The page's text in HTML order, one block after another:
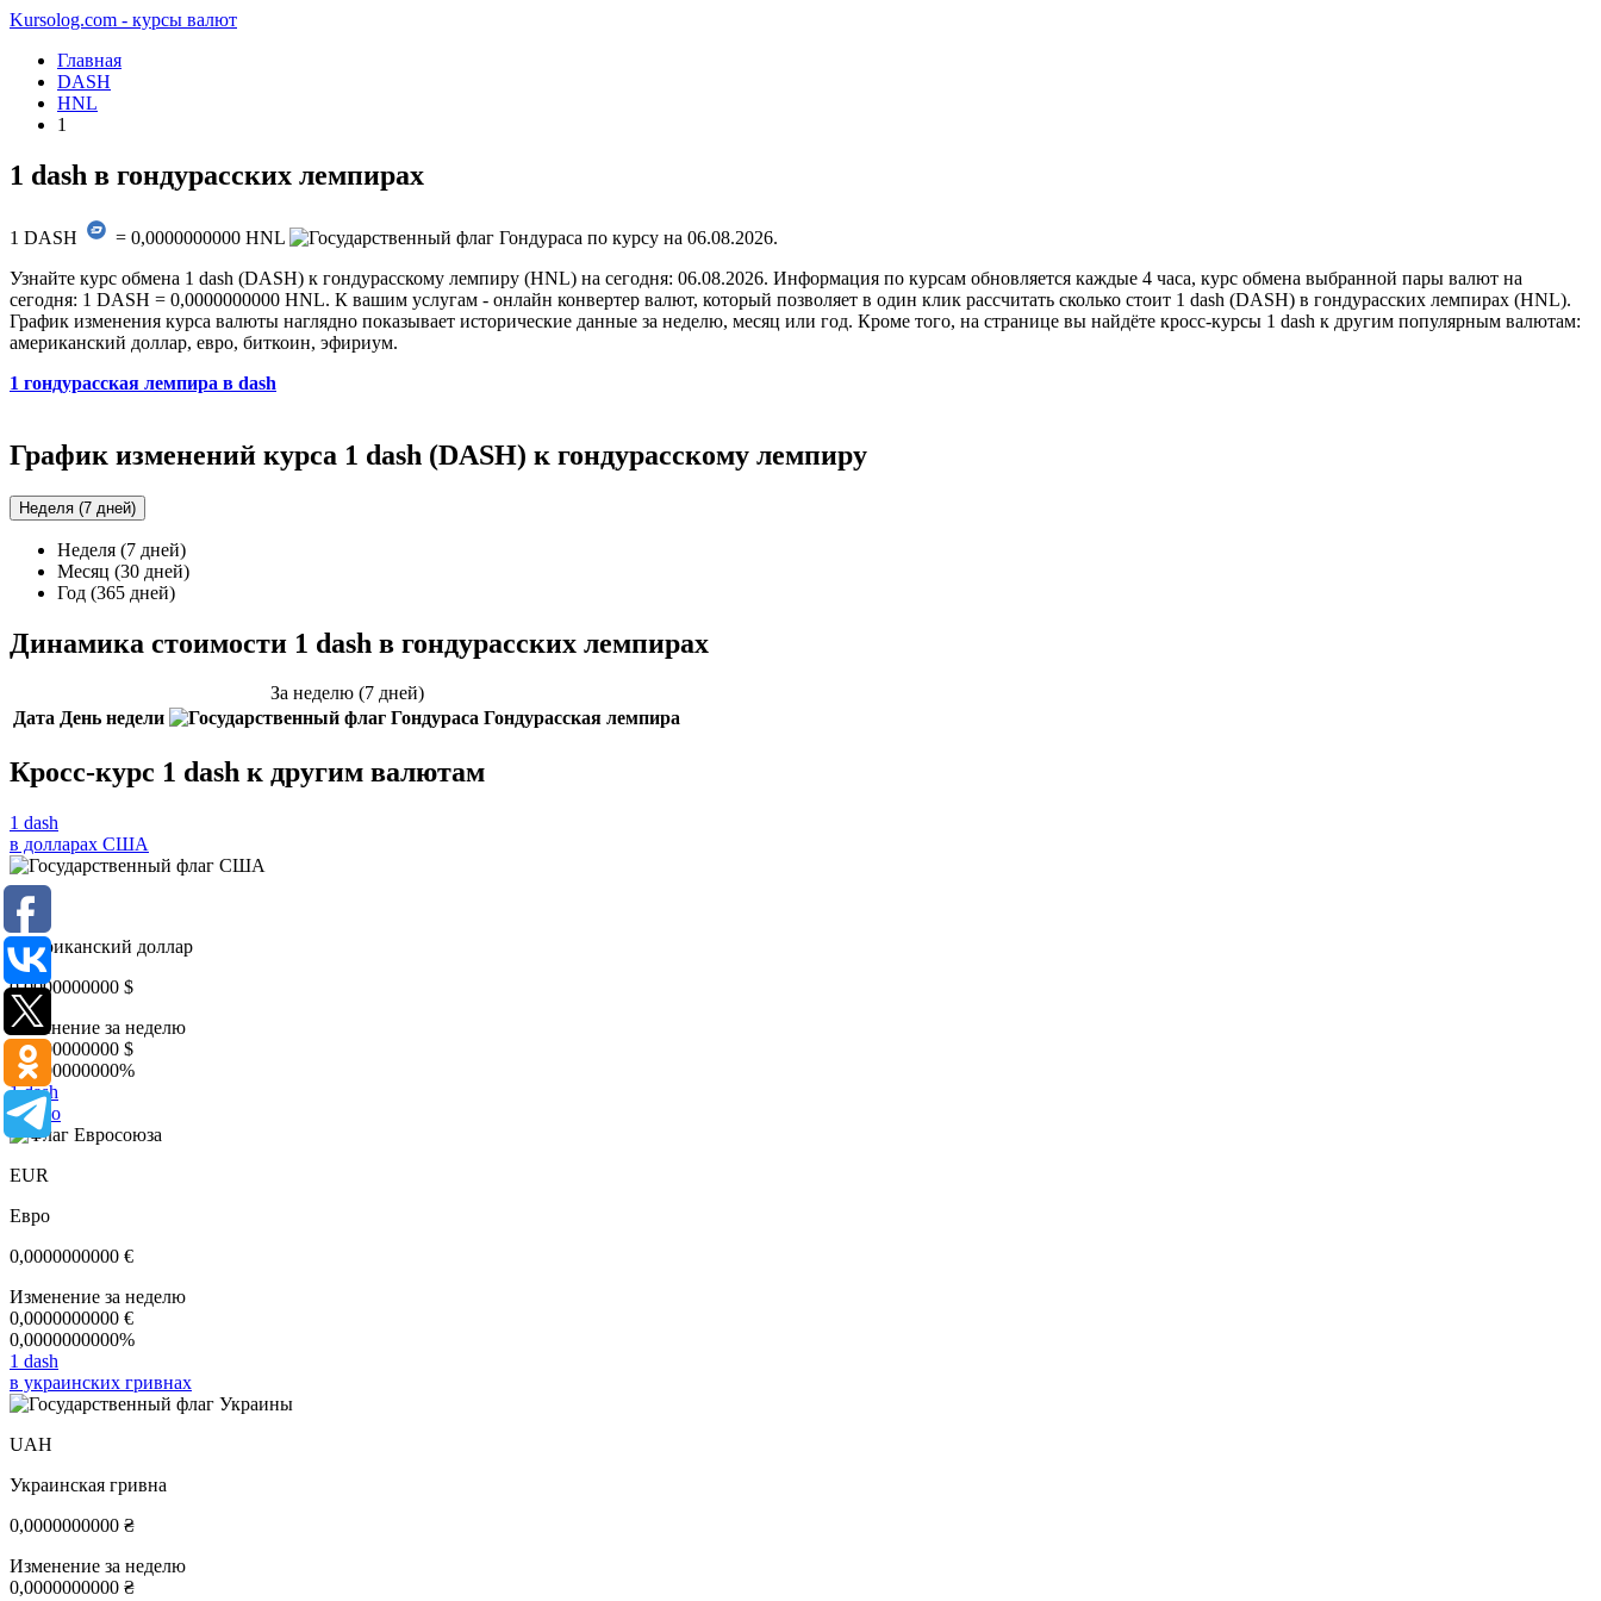
Kursolog.com - курсы валют
Главная
DASH
HNL
1
1 dash в гондурасских лемпирах
1 DASH = 0,0000000000 HNL по курсу на 06.08.2026.
Узнайте курс обмена 1 dash (DASH) к гондурасскому лемпиру (HNL) на сегодня: 06.08.2026. Информация по курсам обновляется каждые 4 часа, курс обмена выбранной пары валют на
сегодня: 1 DASH = 0,0000000000 HNL. К вашим услугам - онлайн конвертер валют, который позволяет в один клик рассчитать сколько стоит 1 dash (DASH) в гондурасских лемпирах (HNL).
График изменения курса валюты наглядно показывает исторические данные за неделю, месяц или год. Кроме того, на странице вы найдёте кросс-курсы 1 dash к другим популярным валютам:
американский доллар, евро, биткоин, эфириум.
1 гондурасская лемпира в dash
График изменений курса 1 dash (DASH) к гондурасскому лемпиру
Неделя (7 дней)
Неделя (7 дней)
Месяц (30 дней)
Год (365 дней)
Динамика стоимости 1 dash в гондурасских лемпирах
За неделю (7 дней)
Дата День недели Гондурасская лемпира
Кросс-курс 1 dash к другим валютам
1 dash
в долларах США
USD
Американский доллар
0,0000000000 $
Изменение за неделю
0,0000000000 $
0,0000000000%
1 dash
в евро
EUR
Евро
0,0000000000 €
Изменение за неделю
0,0000000000 €
0,0000000000%
1 dash
в украинских гривнах
UAH
Украинская гривна
0,0000000000 ₴
Изменение за неделю
0,0000000000 ₴